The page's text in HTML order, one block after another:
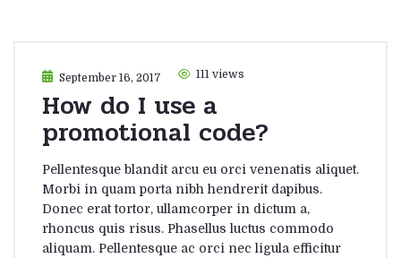
September 16, 2017 111 views
How do I use a
promotional code?
Pellentesque blandit arcu eu orci venenatis aliquet.
Morbi in quam porta nibh hendrerit dapibus.
Donec erat tortor, ullamcorper in dictum a,
rhoncus quis risus. Phasellus luctus commodo
aliquam. Pellentesque ac orci nec ligula efficitur